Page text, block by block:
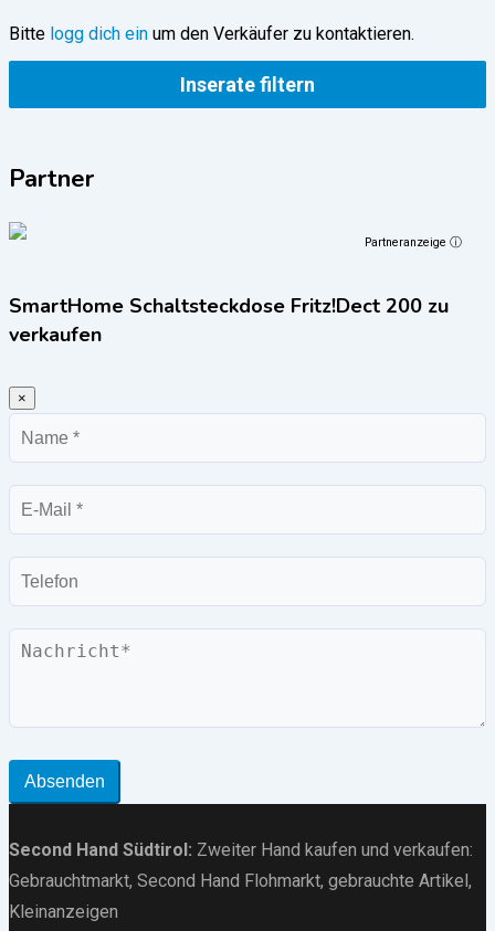
Bitte logg dich ein um den Verkäufer zu kontaktieren.
Inserate filtern
Partner
Partneranzeige ⓘ
SmartHome Schaltsteckdose Fritz!Dect 200 zu
verkaufen
×
Name
E-
Mail
Telefon
Nachricht
Absenden
Second Hand Südtirol : Zweiter Hand kaufen und verkaufen:
Gebrauchtmarkt, Second Hand Flohmarkt, gebrauchte Artikel ,
Kleinanzeigen